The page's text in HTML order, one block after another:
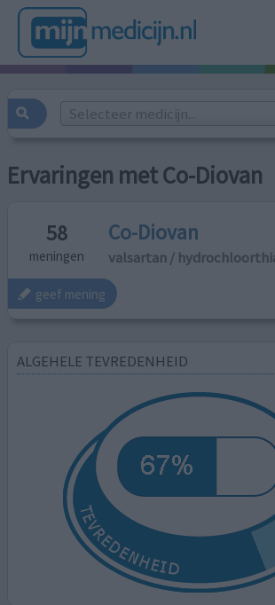
Selecteer medicijn...
Ervaringen met Co-Diovan
58
meningen
Co-Diovan
valsartan /
geef mening
ALGEHELE TEVREDENHEID